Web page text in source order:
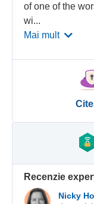
of one of the
wi...
Mai mult
Recenzie
Nicky